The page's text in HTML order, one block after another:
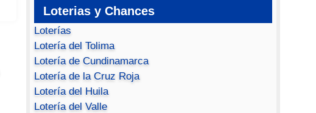
Loterias y Chances
Loterías
Lotería del Tolima
Lotería de Cundinamarca
Lotería de la Cruz Roja
Lotería del Huila
Lotería del Valle